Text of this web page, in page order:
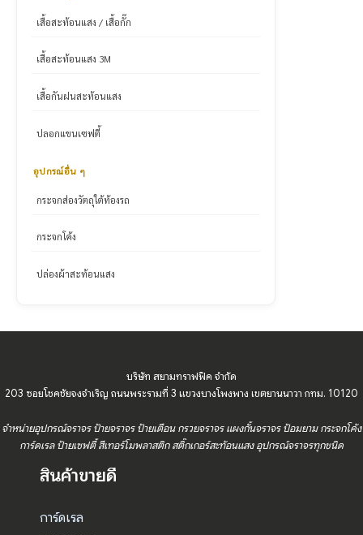
เสื้อสะท้อนแสง / เสื้อกั๊ก
เสื้อสะท้อนแสง 3M
เสื้อกันฝนสะท้อนแสง
ปลอกแขนเซฟตี้
อุปกรณ์อื่น ๆ
กระจกส่องวัตถุใต้ท้องรถ
กระจกโค้ง
ปล่องผ้าสะท้อนแสง
บริษัท สยามทราฟฟิค จำกัด
203 ซอยโชคชัยจงจำเริญ ถนนพระรามที่ 3 แขวงบางโพงพาง เขตยานนาวา กทม. 10120
จำหน่ายอุปกรณ์จราจร ป้ายจราจร ป้ายเตือน กรวยจราจร แผงกั้นจราจร ป้อมยาม กระจกโค้ง
การ์ดเรล ป้ายเซฟตี้ สีเทอร์โมพลาสติก สติ๊กเกอร์สะท้อนแสง อุปกรณ์จราจรทุกชนิด
สินค้าขายดี
การ์ดเรล